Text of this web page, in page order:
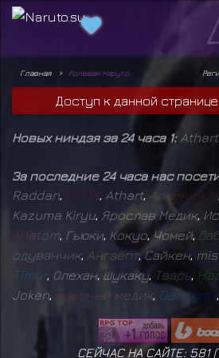
Главная Ролевая Наруто
Доступ к данной
Новых ниндзя за 24 часа 1: Athart
За последние 24 часа нас
Raddan
EFIX, Athart, Алхимичка,
Kazuma Kiryu Ярослав Медик,
Anatom Гьюки, Кокуо Чомей, Ба
одуванчик, Ангаёпт, Сайкен,
Timur, Олехан, Шукаку, Тварь Ha
Joken Красный медик, Darkness,
СЕЙЧАС НА САЙТЕ: 581 (